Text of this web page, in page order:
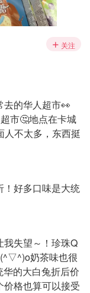
关注
的华人超市👀
市🤔地点在卡城
人不太多，东西挺
！好多口味是大统
失望～！珍珠Q
奶茶味也很
的大白兔折后价
格也算可以接受